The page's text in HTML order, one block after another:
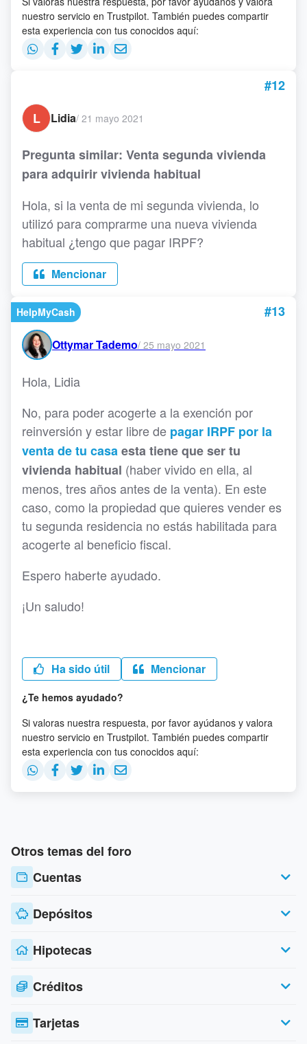
nuestro servicio en Trustpilot. También puedes compartir
esta experiencia con tus conocidos aquí:
#12
L
Lidia/ 21 mayo 2021
Pregunta similar: Venta segunda vivienda
para adquirir vivienda habitual
Hola, si la venta de mi segunda vivienda, lo
utilizó para comprarme una nueva vivienda
habitual ¿tengo que pagar IRPF?
Mencionar
HelpMyCash #13
Ottymar Tademo/ 25 mayo 2021
Hola, Lidia
No, para poder acogerte a la exención por
reinversión y estar libre de pagar IRPF por la
venta de tu casaesta tiene que ser tu
vivienda habitual (haber vivido en ella, al
menos, tres años antes de la venta). En este
caso, como la propiedad que quieres vender es
tu segunda residencia no estás habilitada para
acogerte al beneficio fiscal.
Espero haberte ayudado.
¡Un saludo!
Ha sido útil Mencionar
¿Te hemos ayudado?
Si valoras nuestra respuesta, por favor ayúdanos y valora
nuestro servicio en Trustpilot. También puedes compartir
esta experiencia con tus conocidos aquí:
Otros temas del foro
Cuentas
Depósitos
Hipotecas
Créditos
Tarjetas